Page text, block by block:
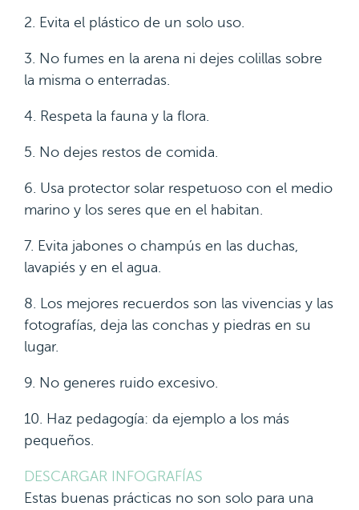
2. Evita el plástico de un solo uso.
3. No fumes en la arena ni dejes colillas sobre
la misma o enterradas.
4. Respeta la fauna y la flora.
5. No dejes restos de comida.
6. Usa protector solar respetuoso con el medio
marino y los seres que en el habitan.
7. Evita jabones o champús en las duchas,
lavapiés y en el agua.
8. Los mejores recuerdos son las vivencias y las
fotografías, deja las conchas y piedras en su
lugar.
9. No generes ruido excesivo.
10. Haz pedagogía: da ejemplo a los más
pequeños.
DESCARGAR INFOGRAFÍAS
Estas buenas prácticas no son solo para una